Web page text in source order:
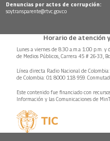
Denuncias por actos de corrupción:
soytransparente@rtvc.gov.co
Horario de atención
Lunes a viernes de 8:30 a.m.a 1:00 p.m. y
de Medios Públicos, Carrera 45 # 26-33,
Línea directa Radio Nacional de
de Colombia: 01 8000 118 959.
Este contenido fue financiado con
Información y las Comunicaciones de